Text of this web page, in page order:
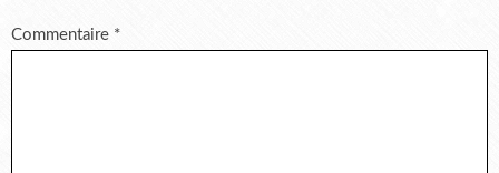
Commentaire *